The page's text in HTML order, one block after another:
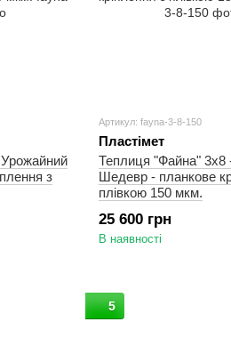
з
Артикул: fayna-3-8-150
Пластімет
Теплиця "Файна" 3х8
Шедевр - планкове
плівкою 150 мкм.
25 600 грн
В наявності
5